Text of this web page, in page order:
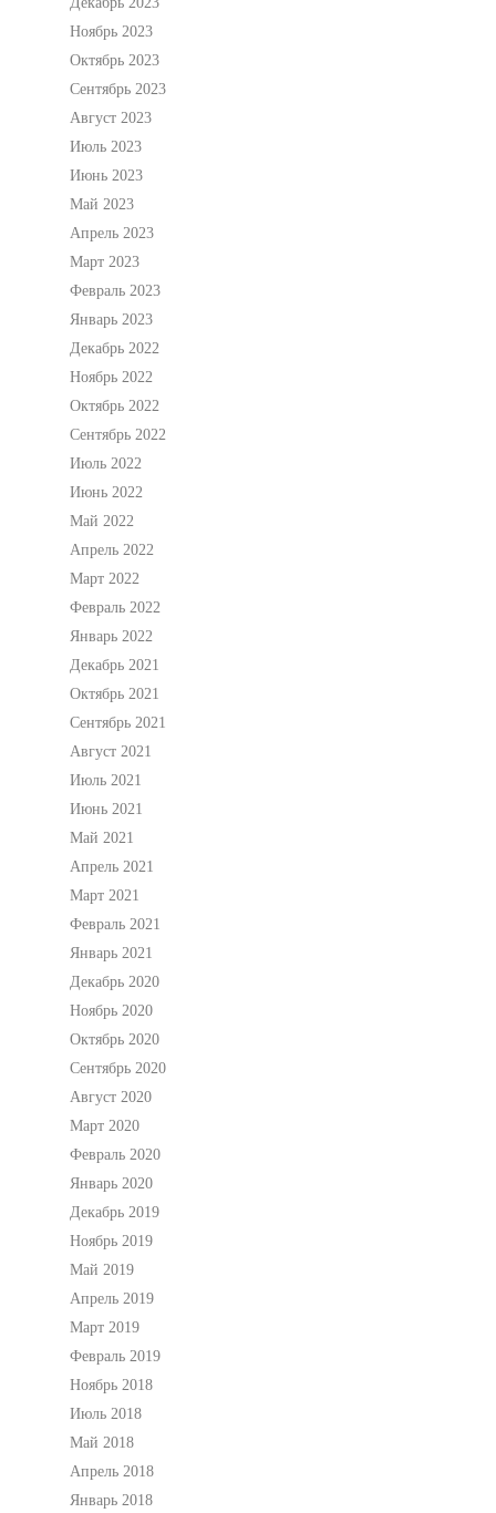
Ноябрь 2023
Октябрь 2023
Сентябрь 2023
Август 2023
Июль 2023
Июнь 2023
Май 2023
Апрель 2023
Март 2023
Февраль 2023
Январь 2023
Декабрь 2022
Ноябрь 2022
Октябрь 2022
Сентябрь 2022
Июль 2022
Июнь 2022
Май 2022
Апрель 2022
Март 2022
Февраль 2022
Январь 2022
Декабрь 2021
Октябрь 2021
Сентябрь 2021
Август 2021
Июль 2021
Июнь 2021
Май 2021
Апрель 2021
Март 2021
Февраль 2021
Январь 2021
Декабрь 2020
Ноябрь 2020
Октябрь 2020
Сентябрь 2020
Август 2020
Март 2020
Февраль 2020
Январь 2020
Декабрь 2019
Ноябрь 2019
Май 2019
Апрель 2019
Март 2019
Февраль 2019
Ноябрь 2018
Июль 2018
Май 2018
Апрель 2018
Январь 2018